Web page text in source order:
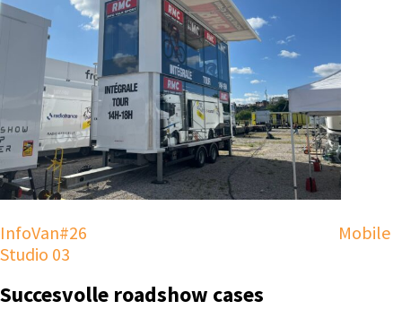
InfoVan#26
Mobile
Studio 03
Succesvolle roadshow cases